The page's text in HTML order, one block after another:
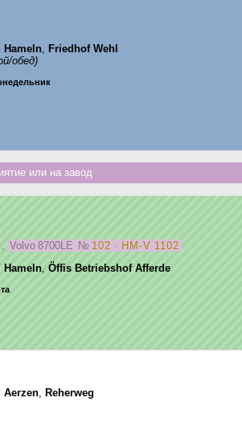
Hameln, Friedhof Wehl
обед)
или на завод
, Volvo 8700LE № 102 · HM-V 1102
Hameln, Öffis Betriebshof Afferde
Aerzen, Reherweg